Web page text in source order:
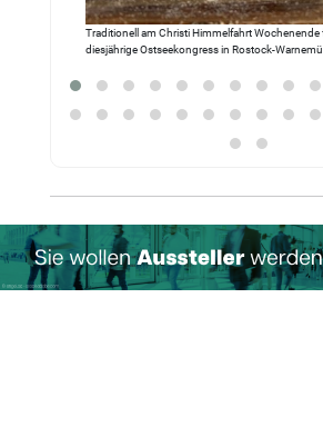
Traditionell am Christi Himmelfahrt Wochenende
diesjährige Ostseekongress in Rostock-